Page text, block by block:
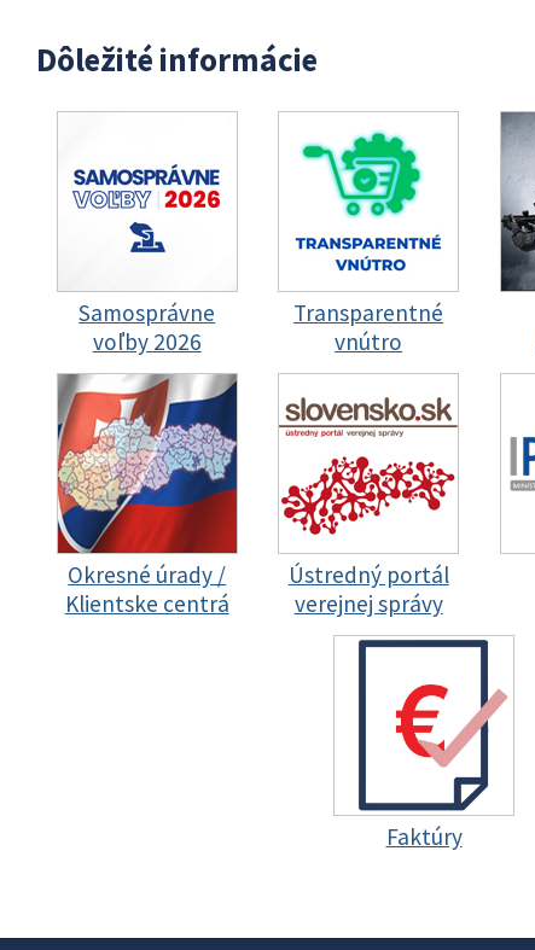
Dôležité informácie
Samosprávne
voľby 2026
Transparentné
vnútro
Okresné úrady /
Klientske centrá
Ústredný portál
verejnej správy
Faktúry